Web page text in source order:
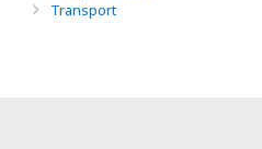
Transport